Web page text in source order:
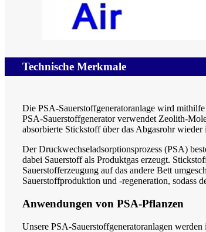
Technische Merkmale
Die PSA-Sauerstoffgeneratoranlage wird
PSA-Sauerstoffgenerator verwendet Zeolith-
absorbierte Stickstoff über das Abgasrohr
Der Druckwechseladsorptionsprozess (PSA)
dabei Sauerstoff als Produktgas erzeugt.
Sauerstofferzeugung auf das andere Bett
Sauerstoffproduktion und -regeneration, sodass
Anwendungen von PSA-Pflanzen
Unsere PSA-Sauerstoffgeneratoranlagen